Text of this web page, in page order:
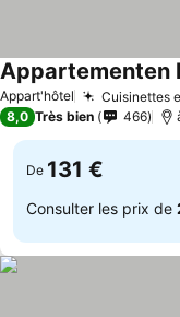
Appart'hôtel Cuisinettes
Appartementen
8,0 Très bien 466
De 131 €
Consulter les prix de